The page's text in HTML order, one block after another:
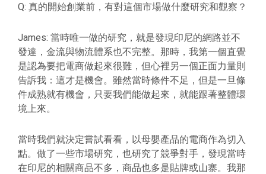
Q: 真的開始創業前，有對這個市場做什麼研究和觀察？
James: 當時唯一做的研究，就是發現印尼的網路並不
發達，金流與物流體系也不完整。那時，我第一個直覺
是認為要把電商做起來很難，但心裡另一個正面力量則
告訴我：這才是機會。雖然當時條件不足，但是一旦條
件成熟就有機會，只要我們能做起來，就能跟著整體環
境上來。
當時我們就決定嘗試看看，以母嬰產品的電商作為切入
點。做了一些市場研究，也研究了競爭對手，發現當時
在印尼的相關商品不多，商品也多是貼牌或山寨。我那